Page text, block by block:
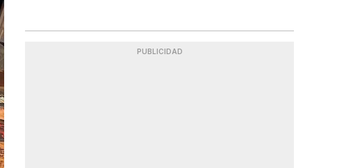
PUBLICIDAD